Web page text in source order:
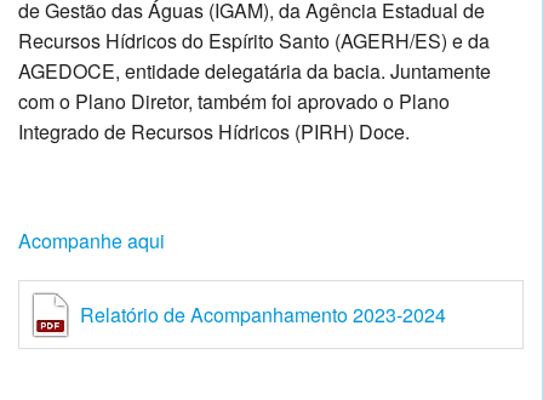
de Gestão das Águas (IGAM), da Agência Estadual de
Recursos Hídricos do Espírito Santo (AGERH/ES) e da
AGEDOCE, entidade delegatária da bacia. Juntamente
com o Plano Diretor, também foi aprovado o Plano
Integrado de Recursos Hídricos (PIRH) Doce.
Acompanhe aqui
Relatório de Acompanhamento 2023-2024